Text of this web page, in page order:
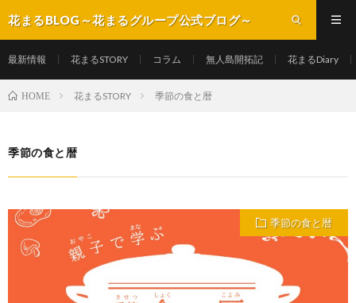
花まるBLOG～花まるグループ公式ブログ～
最新情報 花まるSTORY コラム 無人島開拓記 花まるDiary
HOME 花まるSTORY 季節の食と暦
季節の食と暦
季節の食と暦